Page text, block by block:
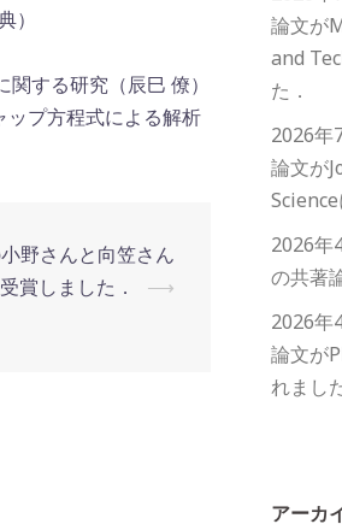
）
する研究（辰巳 僚）
プ方程式による解析
野さんと向笠さん
賞しました．
⟶
論文が
and
た．
2026
論文が
2026
の共著
2026
論文が
れまし
アーカ